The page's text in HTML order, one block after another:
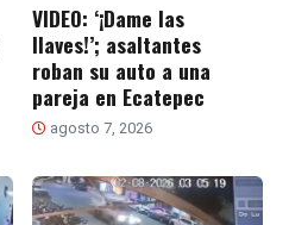
VIDEO: ‘¡Dame las
llaves!’; asaltantes
roban su auto a una
pareja en Ecatepec
agosto 7, 2026